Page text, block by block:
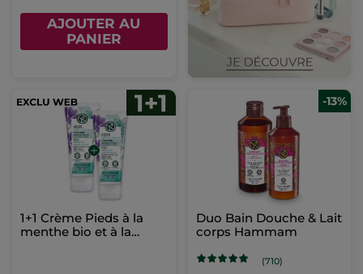
AJOUTER AU
PANIER
1+1 Crème Pieds à la
menthe bio et à la
-13%
Duo Bain Douche & Lait
corps Hammam
(710)